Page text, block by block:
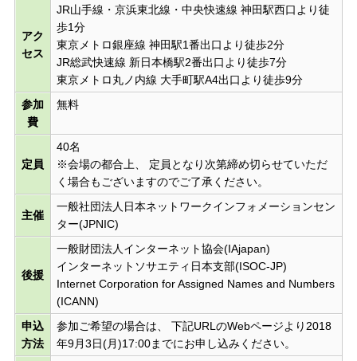
アク
セス
JR山手線・京浜東北線・中央快速線 神田駅西口より徒
歩1分
東京メトロ銀座線 神田駅1番出口より徒歩2分
JR総武快速線 新日本橋駅2番出口より徒歩7分
東京メトロ丸ノ内線 大手町駅A4出口より徒歩9分
参加
費
無料
定員
40名
※会場の都合上、 定員となり次第締め切らせていただ
く場合もございますのでご了承ください。
主催
一般社団法人日本ネットワークインフォメーションセン
ター(JPNIC)
後援
一般財団法人インターネット協会(IAjapan)
インターネットソサエティ日本支部(ISOC-JP)
Internet Corporation for Assigned Names and Numbers
(ICANN)
申込
方法
参加ご希望の場合は、 下記URLのWebページより2018
年9月3日(月)17:00までにお申し込みください。